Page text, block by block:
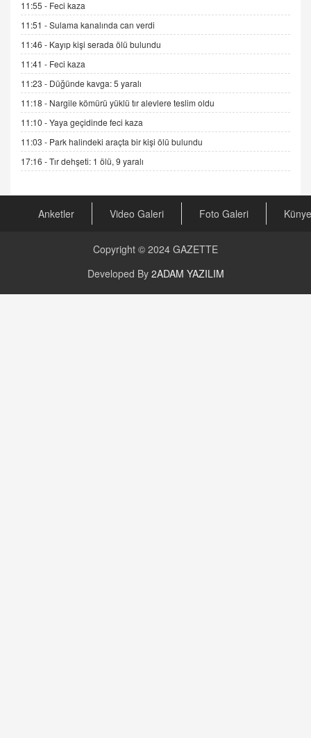
Gerçek Ne, Algı Ne? "Beraber Yürüyoruz"
Cümlesinin Peşinden
19.07.2025 12:45
GÖNÜL MENEKŞE
Şifacının Yolu
04.11.2025 12:56
AV. RÜMEYSA ÖZKALE
Kira Uyuşmazlıklarında Dava Açmadan Önce
Arabulucuya Başvuru Şartı
CAN UĞURATEŞ
Değişen yapısıyla Suriye
GÜNLÜK BURÇ YORUMU
11:55 - Feci kaza
11:51 -Sulama kanalında can verdi
11:46 - Kayıp kişi serada ölü bulundu
11:41 - Feci kaza
11:23 - Düğünde kavga: 5 yaralı
11:18 - Nargile kömürü yüklü tır alevlere teslim oldu
11:10 -Yaya geçidinde feci kaza
11:03 - Park halindeki araçta bir kişi ölü bulundu
17:16 -Tır dehşeti: 1 ölü, 9 yaralı
Anketler Video Galeri Foto Galeri Künye
Copyright © 2024 GAZETTE
Developed By 2ADAM YAZILIM